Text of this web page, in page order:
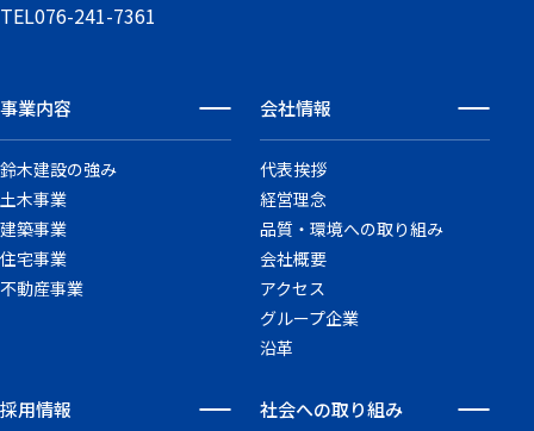
TEL076-241-7361
事業内容
鈴木建設の強み
土木事業
建築事業
住宅事業
不動産事業
会社情報
代表挨拶
経営理念
品質・環境への取り組み
会社概要
アクセス
グループ企業
沿革
採用情報 社会への取り組み